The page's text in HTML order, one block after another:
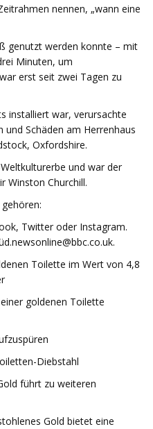
nennen, „wann eine
genutzt werden konnte – mit
Minuten, um
erst seit zwei Tagen zu
installiert war, verursachte
Schäden am Herrenhaus
Oxfordshire.
und war der
Winston Churchill.
Twitter oder Instagram.
d.newsonline@bbc.co.uk.
Toilette im Wert von 4,8
goldenen Toilette
Diebstahl
führt zu weiteren
Gold bietet eine